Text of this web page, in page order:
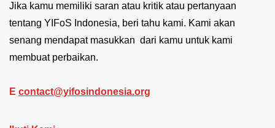
Jika kamu memiliki saran atau kritik atau pertanyaan
tentang YIFoS Indonesia, beri tahu kami. Kami akan
senang mendapat masukkan dari kamu untuk kami
membuat perbaikan.
E contact@yifosindonesia.org